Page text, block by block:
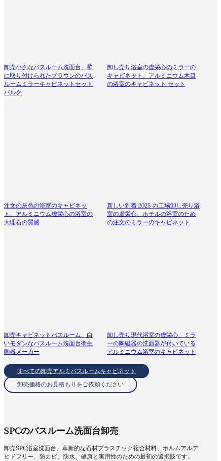
卸売小さなバスルーム洗面台、壁
に取り付けられたブラウンのバス
ルームミラーキャビネットセット
バルク
卸し売り浴室の虚栄心のミラーの
キャビネット、アルミニウム木目
の浴室のキャビネット セット
注文の灰色の浴室のキャビネッ
ト、アルミニウム虚栄心の浴室の
大理石の質感
新しい到着 2025 の工場卸し売り浴
室の虚栄心、ホテルの浴室のため
の注文のミラーのキャビネット
卸売キャビネットバスルーム、白
いモダンなバスルーム洗面台衛生
陶器メーカー
卸し売り現代浴室の虚栄心、ミラ
ーの陶磁器の洗面器が付いている
アルミニウム浴室のキャビネット
すべての卸売アルミバスルームキャビネット
卸売価格のお見積もりをご依頼ください
SPCのバスルーム洗面台卸売
卸売SPC浴室洗面台、革新的な石材プラスチック複合材料、ホルムアルデ
ヒドフリー、防カビ、防水、健康と実用性のための最初の選択肢です。